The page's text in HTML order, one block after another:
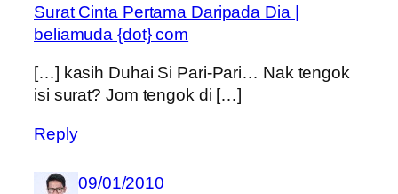
Surat Cinta Pertama Daripada Dia |
beliamuda {dot} com
[…] kasih Duhai Si Pari-Pari… Nak tengok
isi surat? Jom tengok di […]
Reply
09/01/2010